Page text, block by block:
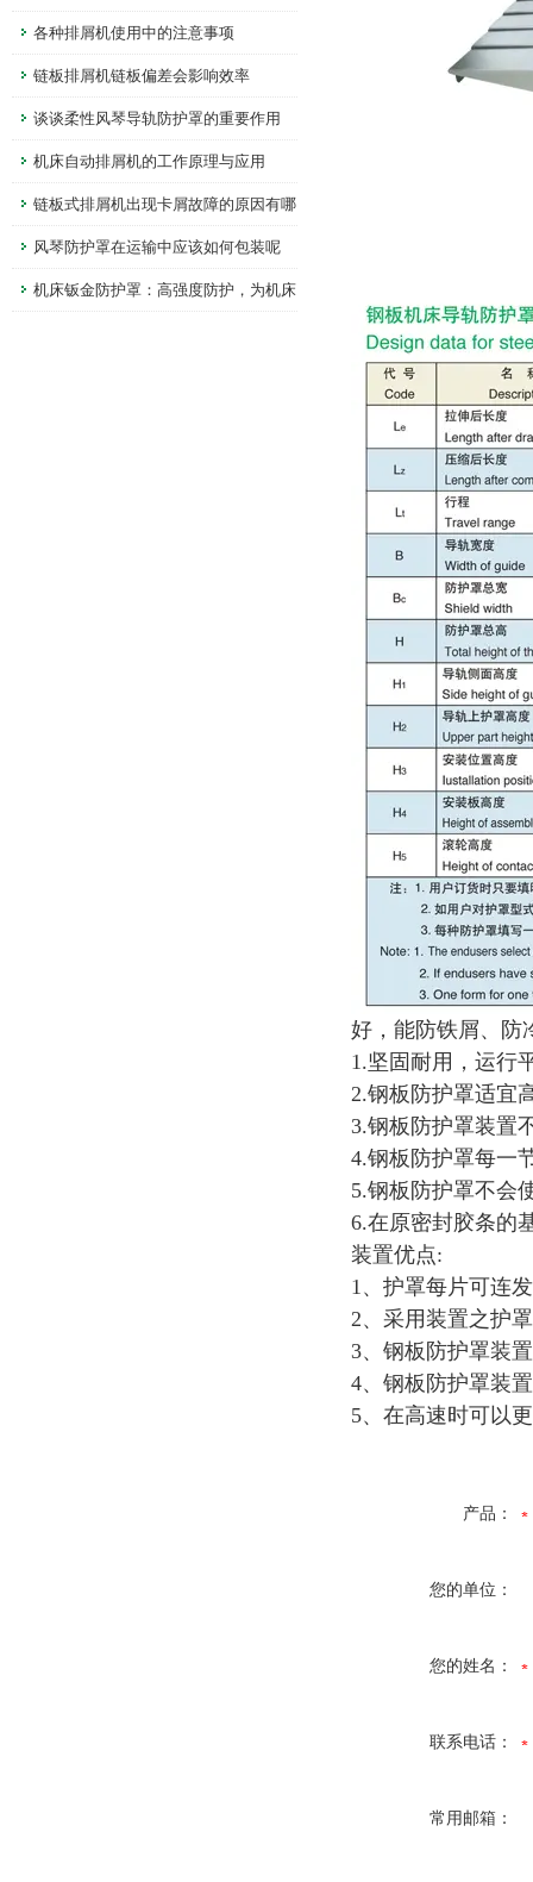
各种排屑机使用中的注意事项
链板排屑机链板偏差会影响效率
谈谈柔性风琴导轨防护罩的重要作用
机床自动排屑机的工作原理与应用
链板式排屑机出现卡屑故障的原因有哪
些呢风琴防护罩在运输中应该如何包装呢
机床钣金防护罩：高强度防护，为机床
好，能防铁屑、防
1.坚固耐用，运行
2.钢板防护罩适宜
3.钢板防护罩装置
4.钢板防护罩每一
5.钢板防护罩不会
6.在原密封胶条
装置优点:
1、护罩每片可连
2、采用装置之护
3、钢板防护罩装
4、钢板防护罩装
5、在高速时可以
产品：
您的单位：
您的姓名：
联系电话：
常用邮箱：